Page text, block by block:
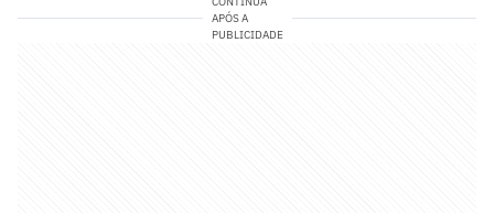
APÓS A
PUBLICIDADE